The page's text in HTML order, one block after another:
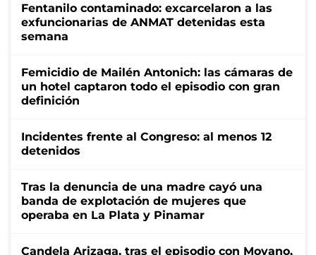
Fentanilo contaminado: excarcelaron a las
exfuncionarias de ANMAT detenidas esta
semana
Femicidio de Mailén Antonich: las cámaras de
un hotel captaron todo el episodio con gran
definición
Incidentes frente al Congreso: al menos 12
detenidos
Tras la denuncia de una madre cayó una
banda de explotación de mujeres que
operaba en La Plata y Pinamar
Candela Arizaga, tras el episodio con Moyano,